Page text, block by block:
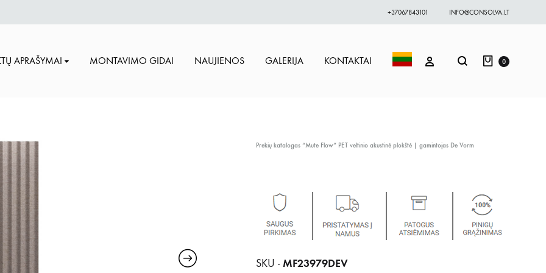
+37067843101 INFO@CONSOLVA.LT
APRAŠYMAI MONTAVIMO GIDAI NAUJIENOS GALERIJA KONTAKTAI PRISIJUNGTI
Paieška Krepšelis
0
Prekių katalogas “Mute Flow” PET veltinio akustinė plokštė | gamintojas De Vorm
SKU -MF23979DEV